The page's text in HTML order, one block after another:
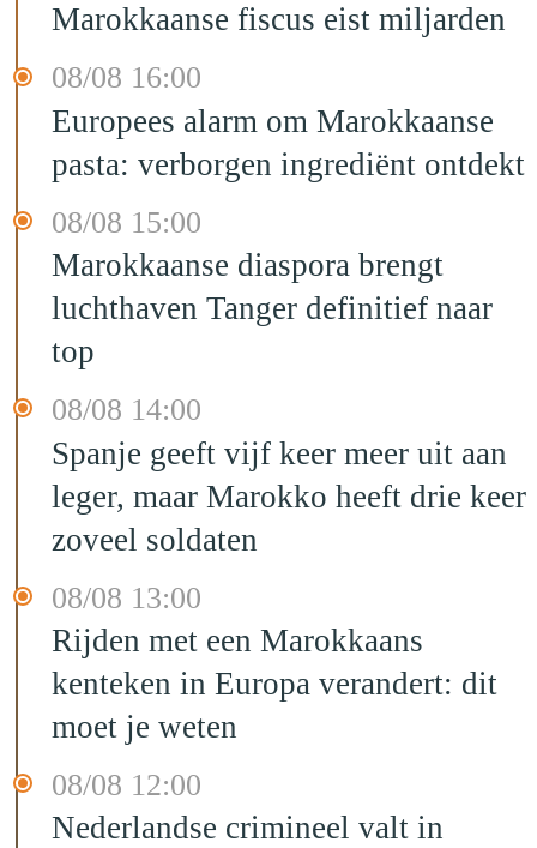
Marokkaanse fiscus eist miljarden
08/08 16:00
Europees alarm om Marokkaanse
pasta: verborgen ingrediënt ontdekt
08/08 15:00
Marokkaanse diaspora brengt
luchthaven Tanger definitief naar
top
08/08 14:00
Spanje geeft vijf keer meer uit aan
leger, maar Marokko heeft drie keer
zoveel soldaten
08/08 13:00
Rijden met een Marokkaans
kenteken in Europa verandert: dit
moet je weten
08/08 12:00
Nederlandse crimineel valt in